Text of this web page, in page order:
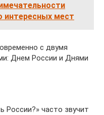
мест
с двумя
Днем России и Днями
России?» часто звучит